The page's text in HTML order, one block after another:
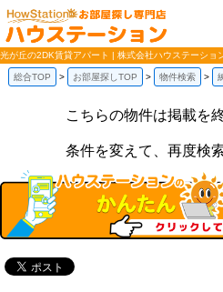
/
光が丘の2DK賃貸アパート | 株式会社ハウステーショ
総合TOP お部屋探しTOP 物件検索
こちらの物件は掲載を
条件を変えて、再度検